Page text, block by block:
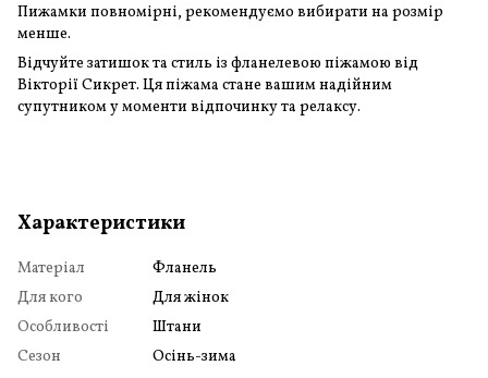
Пижамки повномірні, рекомендуємо вибирати на розмір
менше.
Відчуйте затишок та стиль із фланелевою піжамою від
Вікторії Сикрет. Ця піжама стане вашим надійним
супутником у моменти відпочинку та релаксу.
Характеристики
Матеріал
Фланель
Для кого
Для жінок
Особливості
Штани
Сезон
Осінь-зима